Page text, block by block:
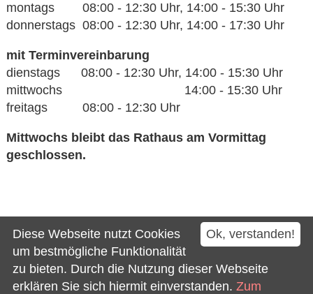
montags 08:00 - 12:30 Uhr, 14:00 - 15:30 Uhr
donnerstags 08:00 - 12:30 Uhr, 14:00 - 17:30 Uhr
mit Terminvereinbarung
dienstags 08:00 - 12:30 Uhr, 14:00 - 15:30 Uhr
mittwochs 14:00 - 15:30 Uhr
freitags 08:00 - 12:30 Uhr
Mittwochs bleibt das Rathaus am Vormittag
geschlossen.
Kontakt
Impressum
Datenschutz
Ok, verstanden!
Diese Webseite nutzt Cookies
um bestmögliche Funktionalität
zu bieten. Durch die Nutzung dieser Webseite
erklären Sie sich hiermit einverstanden. Zum